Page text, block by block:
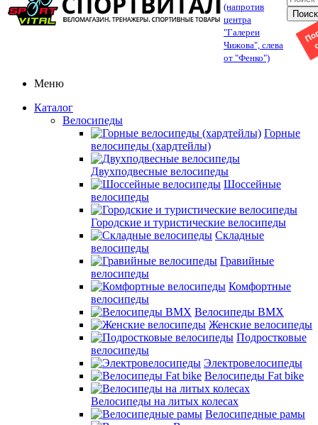
(напротив
центра
"Галереи
Чижова", слева
от "Фенко")
Меню
Каталог
Велосипеды
Горные
велосипеды (хардтейлы)
Двухподвесные велосипеды
Шоссейные
велосипеды
Городские и туристические велосипеды
Складные
велосипеды
Гравийные
велосипеды
Комфортные
велосипеды
Велосипеды BMX
Женские велосипеды
Подростковые
велосипеды
Электровелосипеды
Велосипеды Fat bike
Велосипеды на литых колесах
Велосипедные рамы